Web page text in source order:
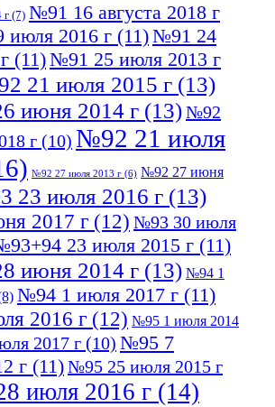
г (7) №91 16 августа 2018 г
2016 г (11)№91 24
(11)№91 25 июля 2013 г
21 июля 2015 г (13)
июня 2014 г (13)№92
г (10) №92 21 июля
№92 27 июля 2013 г (6) №92 27 июня
23 июля 2016 г (13)
2017 г (12) №93 30 июля
23 июля 2015 г (11)
июня 2014 г (13) №94 1
№94 1 июля 2017 г (11)
2016 г (12) №95 1 июля 2014
2017 г (10) №95 7
г (11)№95 25 июля 2015 г
июля 2016 г (14)